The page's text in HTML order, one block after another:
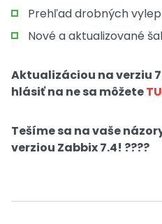
Prehľad drobných
Nové a aktualizované
Aktualizáciou na verziu
hlásiť na ne sa môžeteTU
Tešíme sa na vaše
verziou Zabbix 7.4! ????